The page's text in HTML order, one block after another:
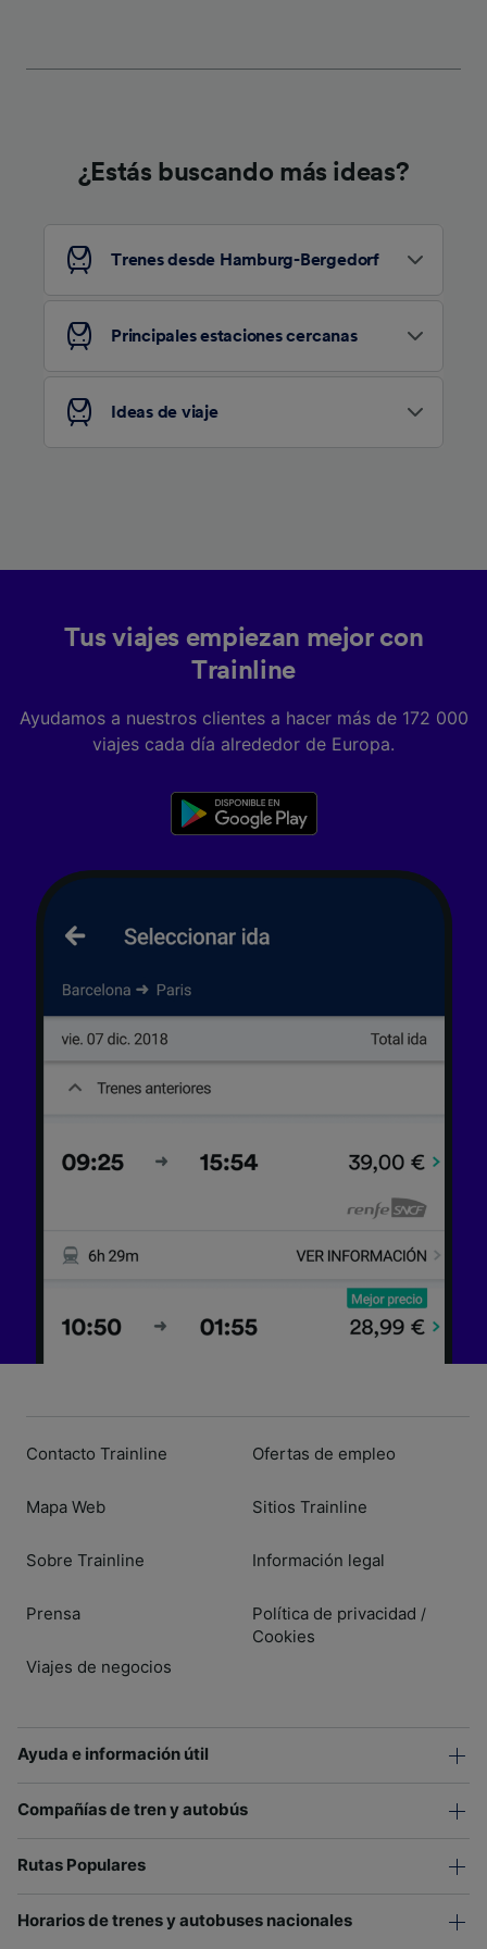
¿Estás buscando más ideas?
Trenes desde Hamburg-Bergedorf
Principales estaciones cercanas
Ideas de viaje
Tus viajes empiezan mejor con
Trainline
Ayudamos a nuestros clientes a hacer más de 172 000
viajes cada día alrededor de Europa.
Contacto Trainline
Mapa Web
Sobre Trainline
Prensa
Viajes de negocios
Ofertas de empleo
Sitios Trainline
Información legal
Política de privacidad /
Cookies
Ayuda e información útil
Compañías de tren y autobús
Rutas Populares
Horarios de trenes y autobuses nacionales
contenido personalizados, medición de